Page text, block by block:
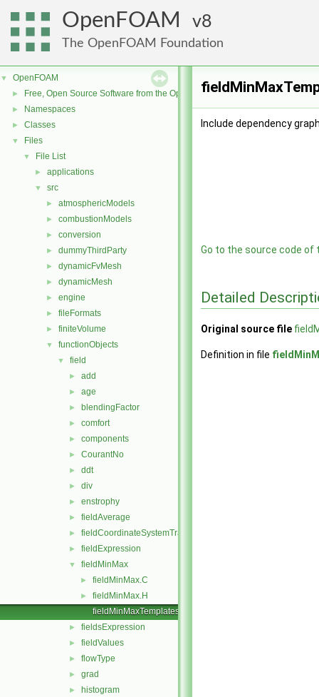
OpenFOAM 8
The OpenFOAM Foundation
▼ OpenFOAM
► Free, Open Source Software from the OpenFOAM Foundation
► Namespaces
► Classes
▼ Files
▼ File List
► applications
▼ src
► atmosphericModels
► combustionModels
► conversion
► dummyThirdParty
► dynamicFvMesh
► dynamicMesh
► engine
► fileFormats
► finiteVolume
▼ functionObjects
▼ field
► add
► age
► blendingFactor
► comfort
► components
► CourantNo
► ddt
► div
► enstrophy
► fieldAverage
► fieldCoordinateSystemTransform
► fieldExpression
▼ fieldMinMax
► fieldMinMax.C
►
fieldMinMax.H
fieldMinMaxTemplates.C
► fieldsExpression
► fieldValues
► flowType
► grad
► histogram
Include dependency
Go to the source code of
Detailed
Original source file
Definition in file